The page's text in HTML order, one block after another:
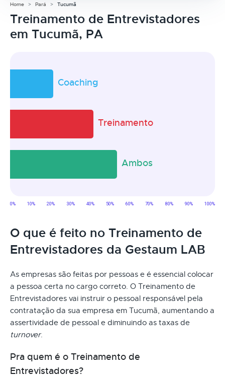
Home Pará Tucumã
Treinamento de Entrevistadores
em Tucumã, PA
O que é feito no Treinamento de
Entrevistadores da Gestaum LAB
As empresas são feitas por pessoas e é essencial colocar
a pessoa certa no cargo correto. O Treinamento de
Entrevistadores vai instruir o pessoal responsável pela
contratação da sua empresa em Tucumã, aumentando a
assertividade de pessoal e diminuindo as taxas de
turnover.
Pra quem é o Treinamento de
Entrevistadores?